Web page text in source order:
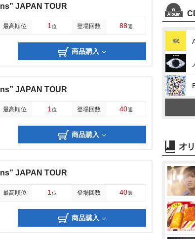
JAPAN TOUR
最高順位 1 位 登場回数 88週
商品購入
JAPAN TOUR
最高順位 1 位 登場回数 40週
商品購入
JAPAN TOUR
最高順位 1 位 登場回数 40週
商品購入